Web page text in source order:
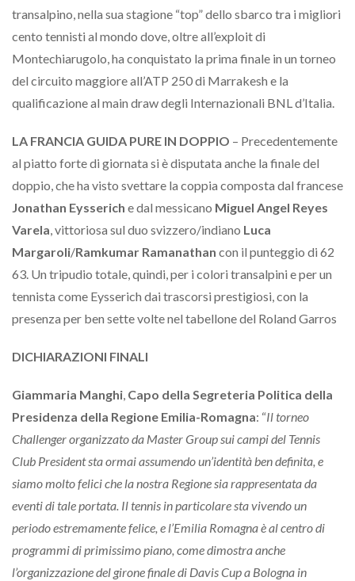
transalpino, nella sua stagione “top” dello sbarco tra i migliori
cento tennisti al mondo dove, oltre all’exploit di
Montechiarugolo, ha conquistato la prima finale in un torneo
del circuito maggiore all’ATP 250 di Marrakesh e la
qualificazione al main draw degli Internazionali BNL d’Italia.
LA FRANCIA GUIDA PURE IN DOPPIO – Precedentemente
al piatto forte di giornata si è disputata anche la finale del
doppio, che ha visto svettare la coppia composta dal francese
Jonathan Eysserich e dal messicano Miguel Angel Reyes
Varela , vittoriosa sul duo svizzero/indiano Luca
Margaroli/Ramkumar Ramanathan con il punteggio di 62
63. Un tripudio totale, quindi, per i colori transalpini e per un
tennista come Eysserich dai trascorsi prestigiosi, con la
presenza per ben sette volte nel tabellone del Roland Garros
DICHIARAZIONI FINALI
Giammaria Manghi Capo della Segreteria Politica della
Presidenza della Regione Emilia-Romagna: “Il torneo
Challenger organizzato da Master Group sui campi del Tennis
Club President sta ormai assumendo un’identità ben definita, e
siamo molto felici che la nostra Regione sia rappresentata da
eventi di tale portata. Il tennis in particolare sta vivendo un
periodo estremamente felice, e l’Emilia Romagna è al centro di
programmi di primissimo piano, come dimostra anche
l’organizzazione del girone finale di Davis Cup a Bologna in